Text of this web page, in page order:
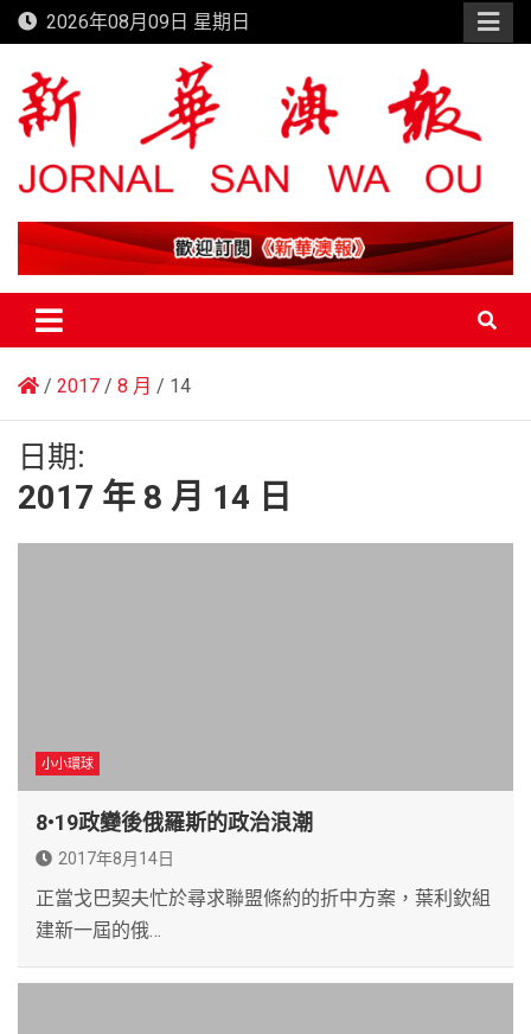
Skip
to
content
2026年08月09日 星期日
新華澳報
2017 8 月 14
日期:
2017 年 8 月 14 日
小小環球
8•19政變後俄羅斯的政治浪潮
2017年8月14日
正當戈巴契夫忙於尋求聯盟條約的折中方案，葉利欽組
建新一屆的俄…